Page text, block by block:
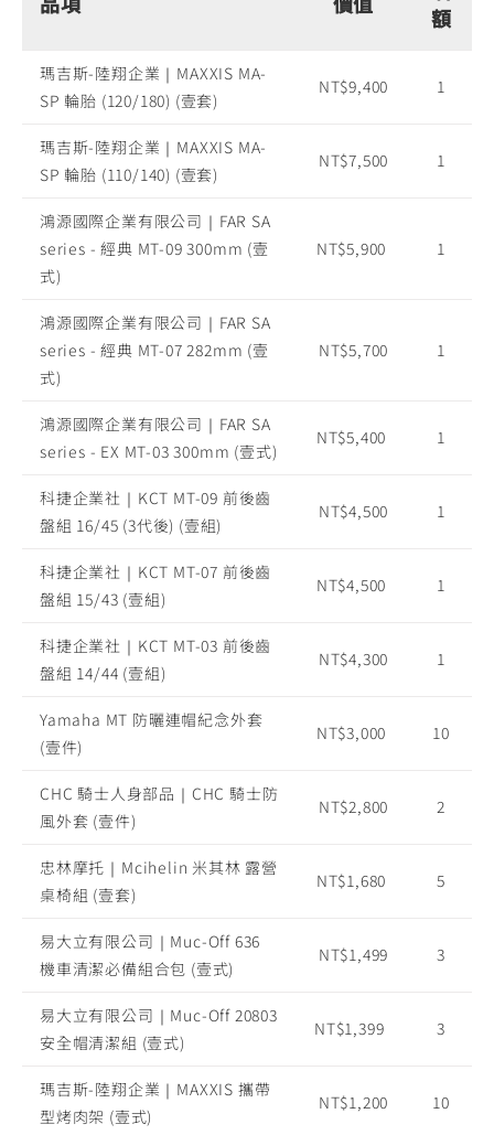
額
瑪吉斯-陸翔企業｜MAXXIS MA-
SP 輪胎 (120/180) (壹套)
NT$9,400 1
瑪吉斯-陸翔企業｜MAXXIS MA-
SP 輪胎 (110/140) (壹套)
NT$7,500 1
鴻源國際企業有限公司｜FAR SA
series - 經典 MT-09 300mm (壹
式)
NT$5,900 1
鴻源國際企業有限公司｜FAR SA
series - 經典 MT-07 282mm (壹
式)
NT$5,700 1
鴻源國際企業有限公司｜FAR SA
series - EX MT-03 300mm (壹式)
NT$5,400 1
科捷企業社｜KCT MT-09 前後齒
盤組 16/45 (3代後) (壹組)
NT$4,500 1
科捷企業社｜KCT MT-07 前後齒
盤組 15/43 (壹組)
NT$4,500 1
科捷企業社｜KCT MT-03 前後齒
盤組 14/44 (壹組)
NT$4,300 1
Yamaha MT 防曬連帽紀念外套
(壹件)
NT$3,000 10
CHC 騎士人身部品｜CHC 騎士防
風外套 (壹件)
NT$2,800 2
忠林摩托｜Mcihelin 米其林 露營
桌椅組 (壹套)
NT$1,680 5
易大立有限公司｜Muc-Off 636
機車清潔必備組合包 (壹式)
NT$1,499 3
易大立有限公司｜Muc-Off 20803
安全帽清潔組 (壹式)
NT$1,399 3
瑪吉斯-陸翔企業｜MAXXIS 攜帶
型烤肉架 (壹式)
NT$1,200 10